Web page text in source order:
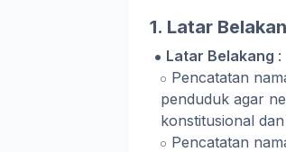
1. Latar
Latar Belakang :
Pencatatan
penduduk agar
konstitusional
Pencatatan